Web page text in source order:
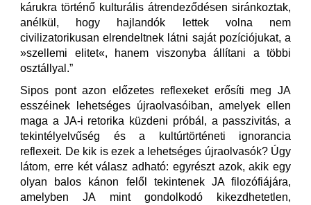
kárukra történő kulturális átrendeződésen siránkoztak,
anélkül, hogy hajlandók lettek volna nem
civilizatorikusan elrendeltnek látni saját pozíciójukat, a
»szellemi elitet«, hanem viszonyba állítani a többi
osztállyal.”
Sipos pont azon előzetes reflexeket erősíti meg JA
esszéinek lehetséges újraolvasóiban, amelyek ellen
maga a JA-i retorika küzdeni próbál, a passzivitás, a
tekintélyelvűség és a kultúrtörténeti ignorancia
reflexeit. De kik is ezek a lehetséges újraolvasók? Úgy
látom, erre két válasz adható: egyrészt azok, akik egy
olyan balos kánon felől tekintenek JA filozófiájára,
amelyben JA mint gondolkodó kikezdhetetlen,